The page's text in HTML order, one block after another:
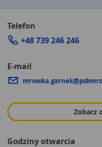
Telefon
+48 739 246 246
E-mail
Zobacz
Godziny otwarcia